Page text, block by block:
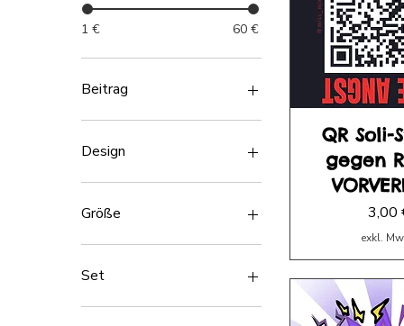
1 € 60 €
Beitrag
Big Patron Energy
Drop a Doodle
money!
Toss a coin to your artist
Design
Bastards
Bi
Queer
Größe
A4
klein(40)
Set
1
QR Soli-
gegen
Preis
3,00
exkl.